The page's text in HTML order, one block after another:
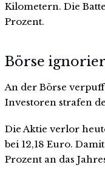
Kilometern. Die
Prozent.
Börse
An der Börse
Investoren strafen
Die Aktie verlor
bei 12,18 Euro.
Prozent an das